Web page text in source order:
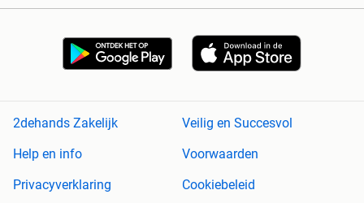
2dehands Zakelijk
Veilig en Succesvol
Help en info
Voorwaarden
Privacyverklaring
Cookiebeleid